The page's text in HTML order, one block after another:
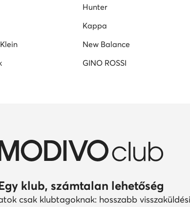
női cipő Hunter
Kappa
New Balance
GINO ROSSI
klub, számtalan lehetőség
csak klubtagoknak: hosszabb